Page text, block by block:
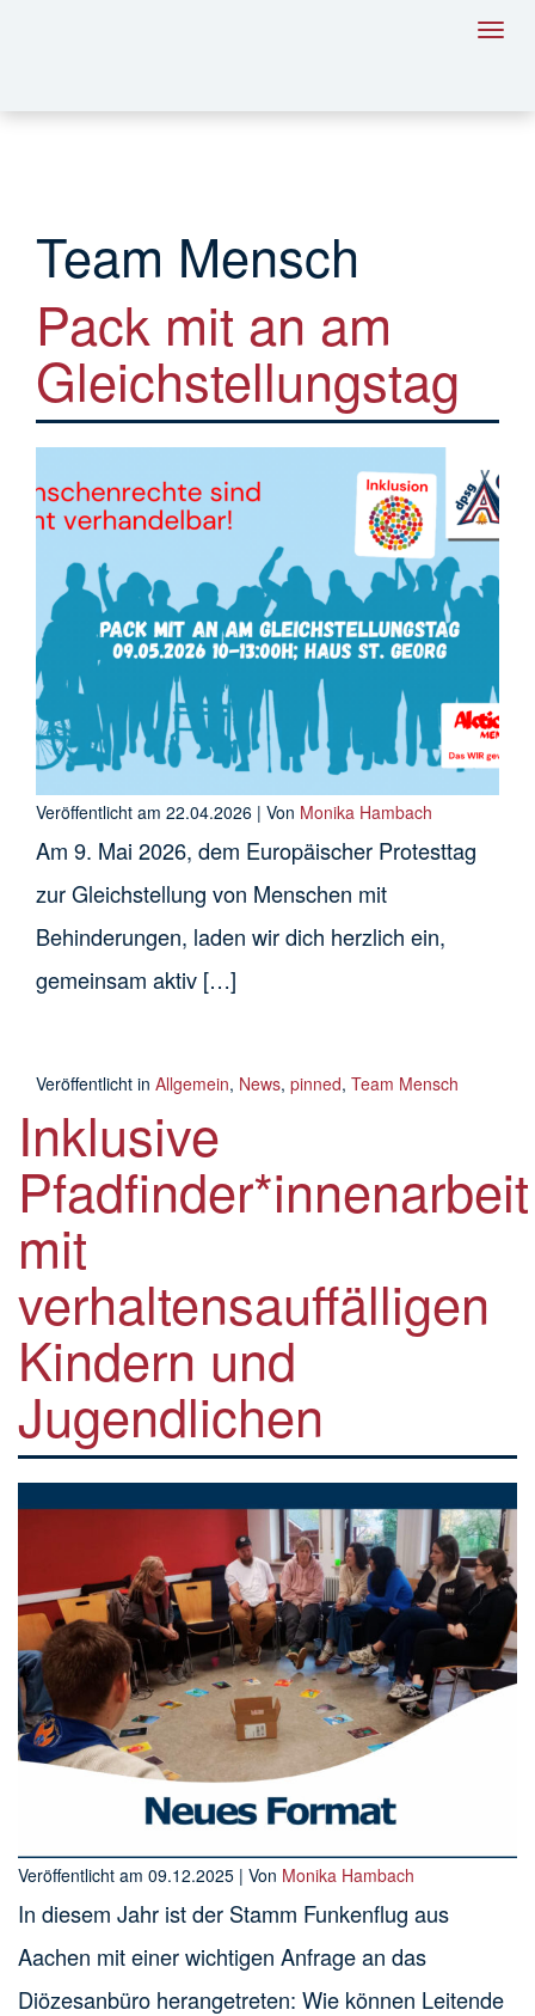
Team Mensch
Pack mit an am
Gleichstellungstag
Veröffentlicht am 22.04.2026 | Von Monika Hambach
Am 9. Mai 2026, dem Europäischer Protesttag
zur Gleichstellung von Menschen mit
Behinderungen, laden wir dich herzlich ein,
gemeinsam aktiv […]
Veröffentlicht in Allgemein, News, pinned, Team Mensch
Inklusive
Pfadfinder*innenarbeit
mit
verhaltensauffälligen
Kindern und
Jugendlichen
Veröffentlicht am 09.12.2025 | Von Monika Hambach
In diesem Jahr ist der Stamm Funkenflug aus
Aachen mit einer wichtigen Anfrage an das
Diözesanbüro herangetreten: Wie können Leitende